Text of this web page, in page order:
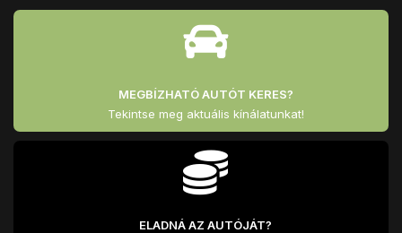
MEGBÍZHATÓ AUTÓT KERES?
Tekintse meg aktuális kínálatunkat!
ELADNÁ AZ AUTÓJÁT?